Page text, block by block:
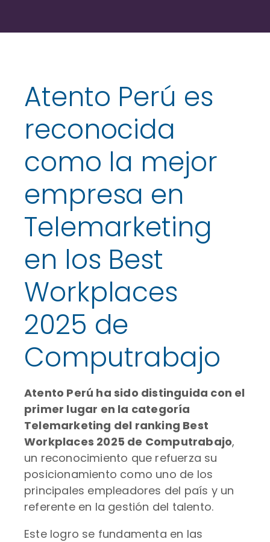
Atento Perú es
reconocida
como la mejor
empresa en
Telemarketing
en los Best
Workplaces
2025 de
Computrabajo
Atento Perú ha sido distinguida con el
primer lugar en la categoría
Telemarketing del ranking Best
Workplaces 2025 de Computrabajo,
un reconocimiento que refuerza su
posicionamiento como uno de los
principales empleadores del país y un
referente en la gestión del talento.
Este logro se fundamenta en las